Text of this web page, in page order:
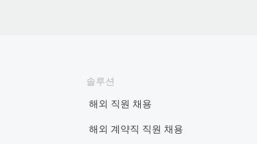
솔루션
해외 직원 채용
해외 계약직 직원 채용